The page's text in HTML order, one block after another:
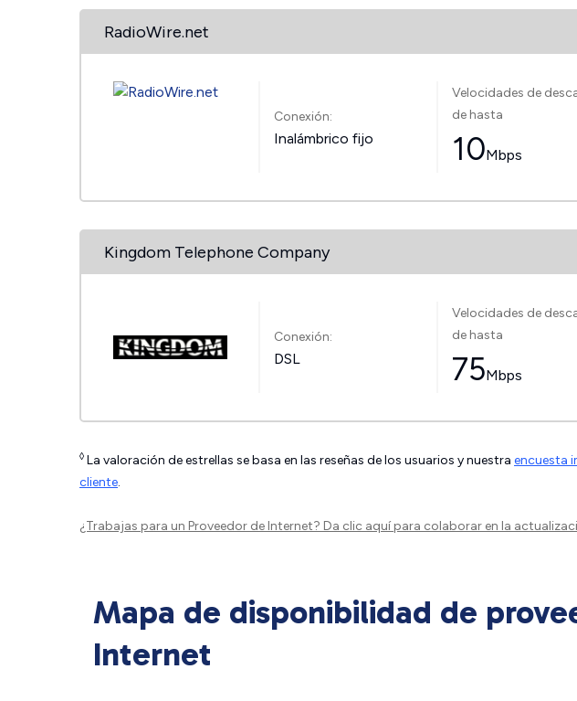
RadioWire.net
Conexión:
Inalámbrico fijo
Velocidades de
de hasta
10Mbps
Kingdom Telephone Company
Conexión:
DSL
Velocidades de
de hasta
75Mbps
◊ La valoración de estrellas se basa en las reseñas de los usuarios y nuestra encuesta
cliente.
¿Trabajas para un Proveedor de Internet? Da clic aquípara colaborar en la
Mapa de disponibilidad de
Internet